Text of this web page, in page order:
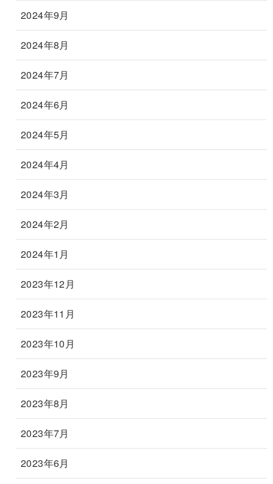
2024年9月
2024年8月
2024年7月
2024年6月
2024年5月
2024年4月
2024年3月
2024年2月
2024年1月
2023年12月
2023年11月
2023年10月
2023年9月
2023年8月
2023年7月
2023年6月